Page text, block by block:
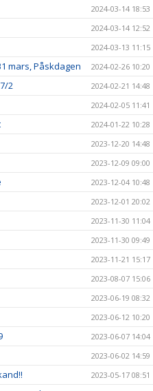
2024-03-14 18:53
2024-03-14 12:52
2024-03-13 11:15
mars, Påskdagen 2024-02-26 10:20
2 2024-02-21 14:48
2024-02-05 11:41
2024-01-22 10:28
2023-12-20 14:48
2023-12-09 09:00
2023-12-04 10:48
2023-12-01 20:02
2023-11-30 11:04
2023-11-30 09:49
2023-11-21 15:17
2023-08-07 15:06
2023-06-19 08:32
2023-06-12 10:20
2023-06-07 14:04
2023-06-02 14:59
2023-05-17 08:51